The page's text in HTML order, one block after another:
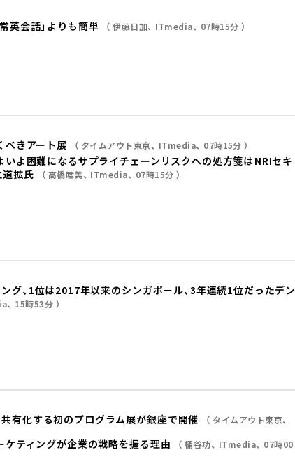
英会話」よりも簡単 伊藤日加 ITmedia 07時15分
べきアート展 タイムアウト東京 ITmedia
07時15分
よ困難になるサプライチェーンリスクへの処方箋は――NRIセキ
道拡氏
高橋睦美 ITmedia 07時15分
グ、1位は2017年以来のシンガポール、3年連続1位だったデン
15時53分
有化する初のプログラム展が銀座で開催
タイムアウト東京
ティングが企業の戦略を握る理由 桶谷功 ITmedia
07時00